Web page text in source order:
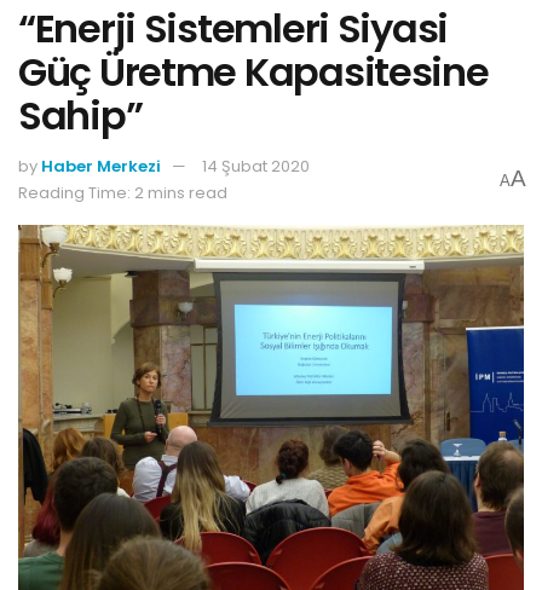
“Enerji Sistemleri Siyasi
Güç Üretme Kapasitesine
Sahip”
by Haber Merkezi
14 Şubat 2020
Reading Time: 2 mins read
AA